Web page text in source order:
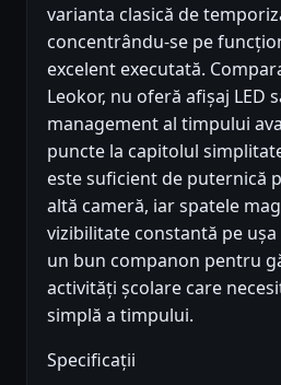
varianta clasică de
concentrându-se pe
excelent executată.
Leokor, nu oferă afișaj LED
management al timpului
puncte la capitolul
este suficient de puternică
altă cameră, iar spatele
vizibilitate constantă pe
un bun companon pentru
activități școlare care
simplă a timpului.
Specificații